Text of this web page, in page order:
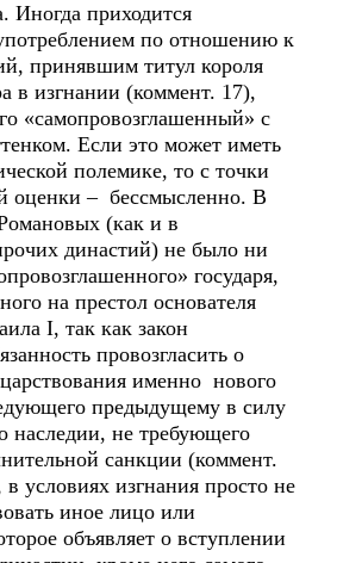
Иногда приходится
по отношению к
принявшим титул короля
в изгнании (коммент. 17),
«самопровозглашенный» с
Если это может иметь
полемике, то с точки
оценки – бессмысленно. В
(как и в
династий) не было ни
государя,
на престол основателя
I, так как закон
провозгласить о
именно нового
предыдущему в силу
наследии, не требующего
санкции (коммент.
условиях изгнания просто не
иное лицо или
объявляет о вступлении